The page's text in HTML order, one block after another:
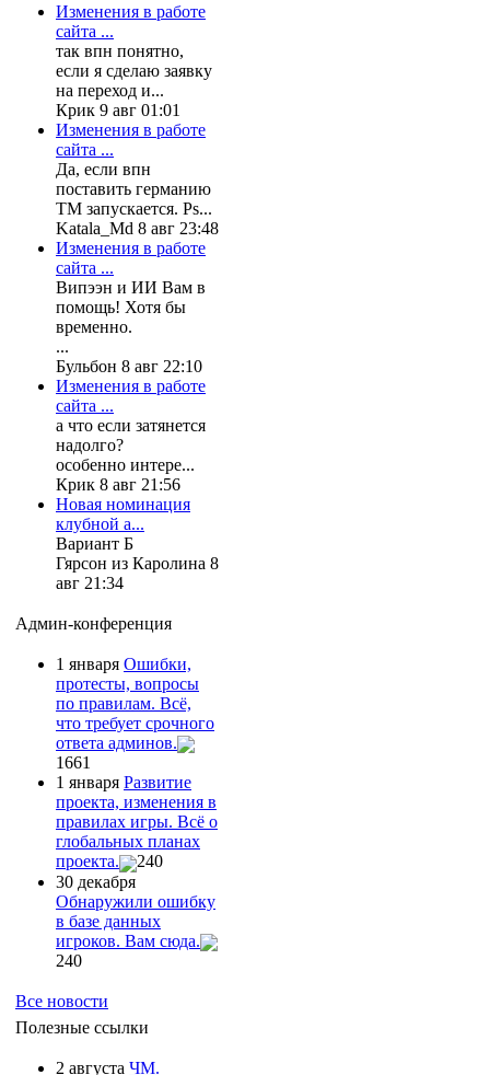
Изменения в работе
сайта ...
так впн понятно,
если я сделаю заявку
на переход и...
Крик 9 авг 01:01
Изменения в работе
сайта ...
Да, если впн
поставить германию
ТМ запускается. Ps...
Katala_Md 8 авг 23:48
Изменения в работе
сайта ...
Випээн и ИИ Вам в
помощь! Хотя бы
временно.
...
Бульбон 8 авг 22:10
Изменения в работе
сайта ...
а что если затянется
надолго?
особенно интере...
Крик 8 авг 21:56
Новая номинация
клубной а...
Вариант Б
Гярсон из Каролина 8
авг 21:34
Админ-конференция
1 января Ошибки,
протесты, вопросы
по правилам. Всё,
что требует срочного
ответа админов.
1661
1 января Развитие
проекта, изменения в
правилах игры. Всё о
глобальных планах
проекта.
240
30 декабря
Обнаружили ошибку
в базе данных
игроков. Вам сюда.
240
Все новости
Полезные ссылки
2 августа ЧМ.